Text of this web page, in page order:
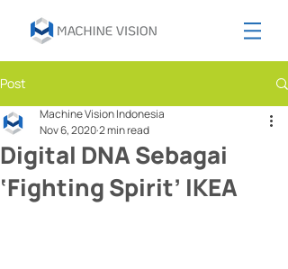
Post
Digital DNA Sebagai
‘Fighting Spirit’ IKEA
Machine Vision Indonesia
Nov 6, 20202 min read